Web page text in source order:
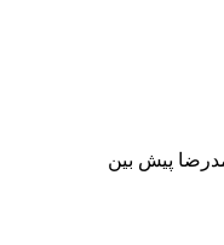
پیش بین